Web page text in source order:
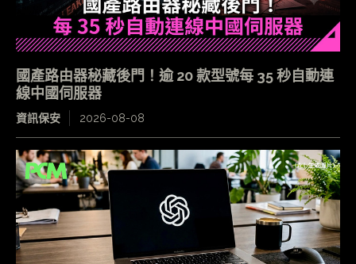
國產路由器秘藏後門！逾 20 款型號每 35 秒自動連
線中國伺服器
資訊保安 2026-08-08